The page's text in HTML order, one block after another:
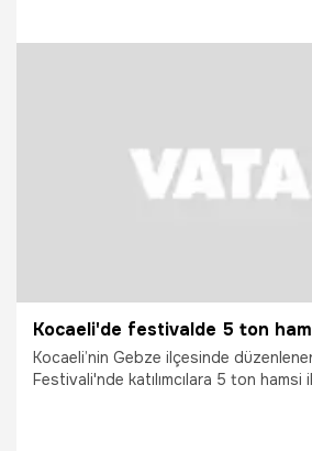
Kocaeli'de festivalde 5 ton
Kocaeli’nin Gebze ilçesinde
Festivali'nde katılımcılara 5 ton hamsi